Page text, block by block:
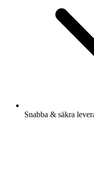
Snabba & säkra